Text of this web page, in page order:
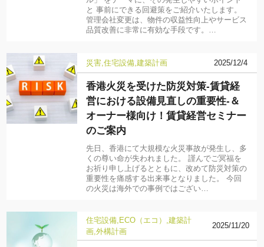
と 事前にできる回避策をご紹介いたします。
管理会社変更は、物件の収益性向上やサービス
品質改善に非常に有効な手段です。…
災害 住宅設備 建築計画 2025/12/4
香港火災を受けた防災対策-賃貸経
営における設備見直しの重要性-＆
オーナー様向け！賃貸経営セミナー
のご案内
先日、香港にて大規模な火災事故が発生し、多
くの尊い命が失われました。 謹んでご冥福を
お祈り申し上げるとともに、改めて防災対策の
重要性を痛感する出来事となりました。 今回
の火災は海外での事例ではござい…
住宅設備 ECO（エコ）
建築計
画 外構計画
2025/11/20